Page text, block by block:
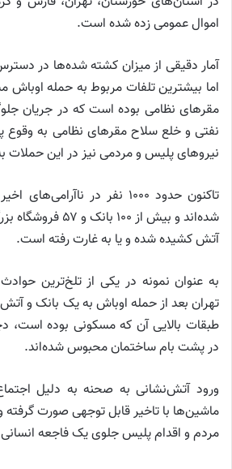
اموال عمومی زده شده است.
آمار دقیقی از میزان کشته شده‌ها در
اما بیشترین تلفات مربوط به حمله اوباش
مقر‌های نظامی بوده است که در جریان
نفتی و خلع سلاح مقر‌های نظامی به وقوع
نیرو‌های پلیس و مردمی نیز در این حملات
تاکنون حدود ۱۰۰۰ نفر در
شده‌اند و بیش از
آتش کشیده شده و یا به غارت رفته است.
به عنوان نمونه در یکی از تلخ‌ترین
تهران بعد از حمله اوباش به یک بانک و
طبقات بالایی آن که مسکونی بوده است،
در پشت بام ساختمان محبوس شده‌اند.
ورود آتش‌نشانی به صحنه به دلیل
ماشین‌ها با تاخیر قابل توجهی صورت
مردم و اقدام پلیس جلوی یک فاجعه